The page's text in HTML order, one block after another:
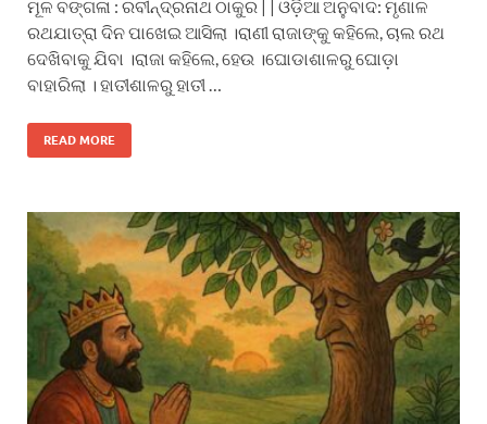
ମୂଳ ବଙ୍ଗଳା : ରବୀନ୍ଦ୍ରନାଥ ଠାକୁର | | ଓଡ଼ିଆ ଅନୁବାଦ: ମୃଣାଳ
ରଥଯାତ୍ରା ଦିନ ପାଖେଇ ଆସିଲା ।ରାଣୀ ରାଜାଙ୍କୁ କହିଲେ, ଚାଲ ରଥ
ଦେଖିବାକୁ ଯିବା ।ରାଜା କହିଲେ, ହେଉ ।ଘୋଡାଶାଳରୁ ଘୋଡ଼ା
ବାହାରିଲା । ହାତୀଶାଳରୁ ହାତୀ …
READ MORE